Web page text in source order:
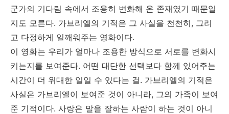
군가의 기다림 속에서 조용히 변화해 온 존재였기 때문일
지도 모른다. 가브리엘의 기적은 그 사실을 천천히, 그리
고 다정하게 일깨워주는 영화이다.
이 영화는 우리가 얼마나 조용한 방식으로 서로를 변화시
키는지를 보여준다. 어떤 대단한 선택보다 함께 있어주는
시간이 더 위대한 일일 수 있다는 걸. 가브리엘의 기적은
사실은 가브리엘이 보여준 것이 아니라, 그의 가족이 보여
준 기적이다. 사랑은 말을 잘하는 사람이 하는 것이 아니